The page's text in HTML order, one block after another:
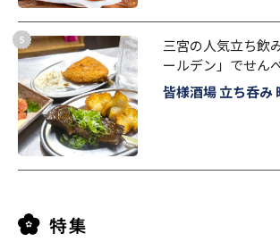
三宮の人気立ち飲
ールデン」でせん
皆様酒場 立ち呑み